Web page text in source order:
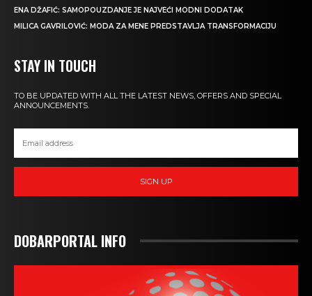
ENA DŽAFIĆ: SAMOPOUZDANJE JE NAJVEĆI MODNI DODATAK
MILICA GAVRILOVIĆ: MODA ZA MENE PREDSTAVLJA TRANSFORMACIJU
STAY IN TOUCH
TO BE UPDATED WITH ALL THE LATEST NEWS, OFFERS AND SPECIAL
ANNOUNCEMENTS.
SIGN UP
DOBARPORTAL INFO